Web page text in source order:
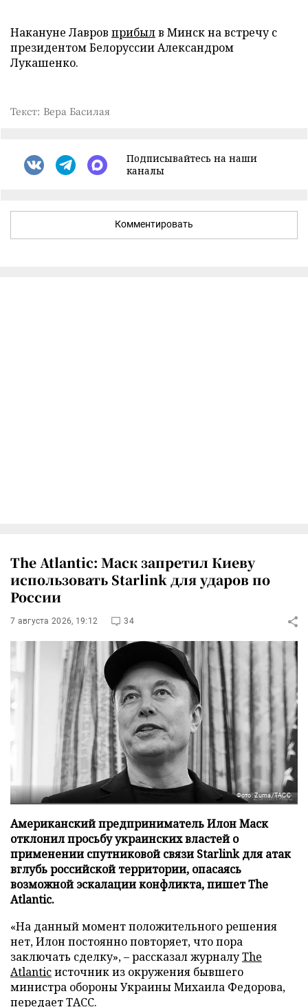
Накануне Лавров прибылв Минск на встречу с
президентом Белоруссии Александром
Лукашенко.
Текст: Вера Басилая
Подписывайтесь на наши
каналы
Комментировать
The Atlantic: Маск запретил Киеву
использовать Starlink для ударов по
России
7 августа 2026, 19:12 34
Фото: Zuma/ТАСС
Американский предприниматель Илон Маск
отклонил просьбу украинских властей о
применении спутниковой связи Starlink для атак
вглубь российской территории, опасаясь
возможной эскалации конфликта, пишет The
Atlantic.
«На данный момент положительного решения
нет, Илон постоянно повторяет, что пора
заключать сделку», – рассказал журналуThe
Atlanticисточник из окружения бывшего
министра обороны Украины Михаила Федорова,
передаетТАСС.